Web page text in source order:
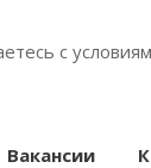
с
Вакансии